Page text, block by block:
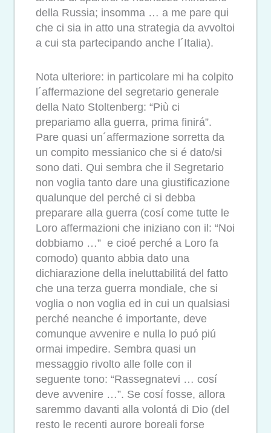
della Russia; insomma … a me pare qui
che ci sia in atto una strategia da avvoltoi
a cui sta partecipando anche l´Italia).
Nota ulteriore: in particolare mi ha colpito
l´affermazione del segretario generale
della Nato Stoltenberg: “Più ci
prepariamo alla guerra, prima finirá”.
Pare quasi un´affermazione sorretta da
un compito messianico che si é dato/si
sono dati. Qui sembra che il Segretario
non voglia tanto dare una giustificazione
qualunque del perché ci si debba
preparare alla guerra (cosí come tutte le
Loro affermazioni che iniziano con il: “Noi
dobbiamo …” e cioé perché a Loro fa
comodo) quanto abbia dato una
dichiarazione della ineluttabilitá del fatto
che una terza guerra mondiale, che si
voglia o non voglia ed in cui un qualsiasi
perché neanche é importante, deve
comunque avvenire e nulla lo puó piú
ormai impedire. Sembra quasi un
messaggio rivolto alle folle con il
seguente tono: “Rassegnatevi … cosí
deve avvenire …”. Se cosí fosse, allora
saremmo davanti alla volontá di Dio (del
resto le recenti aurore boreali forse